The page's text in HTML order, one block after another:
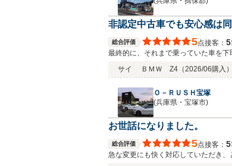
非認定中古車でも安心感は
総合評価 5点接客： 5
最終的に、それまで乗っていた車を
しい」というお申し出をいただき、
いるのだと感じ、こちらもこのお店をより一層信頼するようになりました。 納車後には
止め、問題を解決してくださいました。誠実な対応に感謝しています。 正規ディーラーで認定
同じくらいの安心感を得ることがで
たので、これからも長くこちらのお
サイ ＢＭＷ Z4 （2026/06購入）
Ｏ－ＲＵＳＨ宝塚
(兵庫県・宝塚市)
お世話になりました。
総合評価 5点接客： 5
急な変更にも快く対応していただき